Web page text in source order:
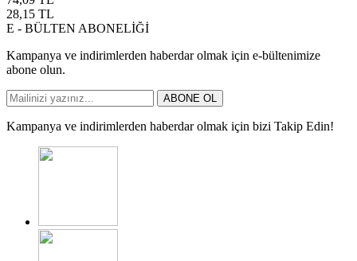
28,15 TL
E - BÜLTEN ABONELİĞİ
Kampanya ve indirimlerden haberdar olmak için e-bültenimize
abone olun.
ABONE OL
Kampanya ve indirimlerden haberdar olmak için bizi Takip Edin!